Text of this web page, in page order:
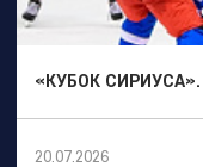
«КУБОК
20.07.2026